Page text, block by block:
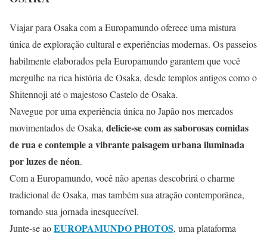
Viajar para Osaka com a Europamundo oferece uma mistura
única de exploração cultural e experiências modernas. Os passeios
habilmente elaborados pela Europamundo garantem que você
mergulhe na rica história de Osaka, desde templos antigos como o
Shitennoji até o majestoso Castelo de Osaka.
Navegue por uma experiência única no Japão nos mercados
movimentados de Osaka, delicie-se com as saborosas comidas
de rua e contemple a vibrante paisagem urbana iluminada
por luzes de néon.
Com a Europamundo, você não apenas descobrirá o charme
tradicional de Osaka, mas também sua atração contemporânea,
tornando sua jornada inesquecível.
Junte-se aoEUROPAMUNDO PHOTOS, uma plataforma